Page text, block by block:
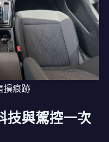
損痕跡
技與駕控一次